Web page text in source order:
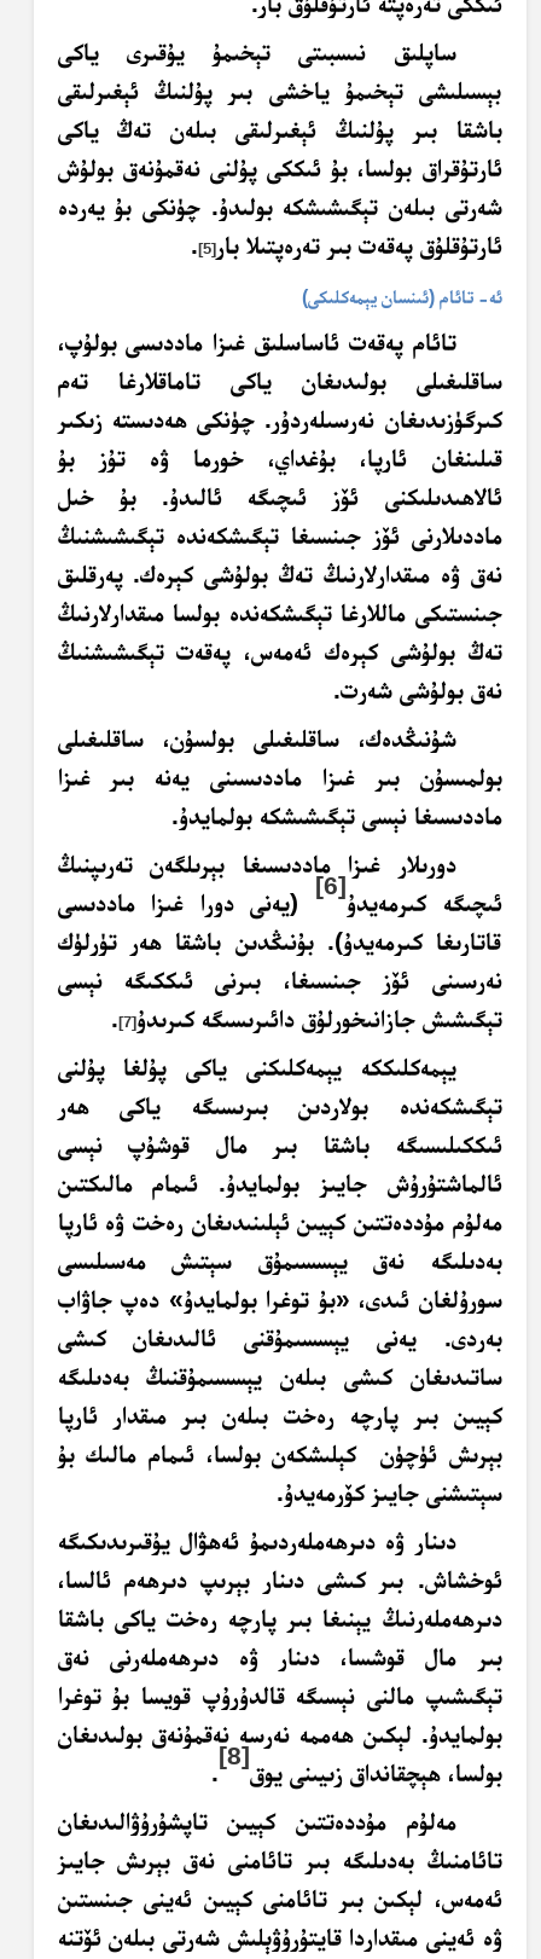
ساپلىق نىسبىتى تېخىمۇ يۇقىرى ياكى
بېسىلىشى تېخىمۇ ياخشى بىر پۇلنىڭ ئېغىرلىقى
باشقا بىر پۇلنىڭ ئېغىرلىقى بىلەن تەڭ ياكى
ئارتۇقراق بولسا، بۇ ئىككى پۇلنى نەقمۇنەق بولۇش
شەرتى بىلەن تېگىشىشكە بولىدۇ. چۈنكى بۇ يەردە
ئارتۇقلۇق پەقەت بىر تەرەپتىلا بار[5]
.
ئە- تائام (ئىنسان يېمەكلىكى)
تائام پەقەت ئاساسلىق غىزا ماددىسى بولۇپ،
ساقلىغىلى بولىدىغان ياكى تاماقلارغا تەم
كىرگۈزىدىغان نەرسىلەردۇر. چۈنكى ھەدىستە زىكىر
قىلىنغان ئارپا، بۇغداي، خورما ۋە تۇز بۇ
ئالاھىدىلىكنى ئۆز ئىچىگە ئالىدۇ. بۇ خىل
ماددىلارنى ئۆز جىنسىغا تېگىشكەندە تېگىشىشنىڭ
نەق ۋە مىقدارلارنىڭ تەڭ بولۇشى كېرەك. پەرقلىق
جىنستىكى ماللارغا تېگىشكەندە بولسا مىقدارلارنىڭ
تەڭ بولۇشى كېرەك ئەمەس، پەقەت تېگىشىشنىڭ
نەق بولۇشى شەرت.
شۇنىڭدەك، ساقلىغىلى بولسۇن، ساقلىغىلى
بولمىسۇن بىر غىزا ماددىسىنى يەنە بىر غىزا
ماددىسىغا نېسى تېگىشىشكە بولمايدۇ.
دورىلار غىزا ماددىسىغا بېرىلگەن تەرىپنىڭ
ئىچىگە كىرمەيدۇ
[6]
(يەنى دورا غىزا ماددىسى
قاتارىغا كىرمەيدۇ). بۇنىڭدىن باشقا ھەر تۈرلۈك
نەرسىنى ئۆز جىنسىغا، بىرنى ئىككىگە نېسى
تېگىشىش جازانىخورلۇق دائىرىسىگە كىرىدۇ[7]
.
يېمەكلىككە يېمەكلىكنى ياكى پۇلغا پۇلنى
تېگىشكەندە بولاردىن بىرىسىگە ياكى ھەر
ئىككىلىسىگە باشقا بىر مال قوشۇپ نېسى
ئالماشتۇرۇش جايىز بولمايدۇ. ئىمام مالىكتىن
مەلۇم مۇددەتتىن كېيىن ئېلىنىدىغان رەخت ۋە ئارپا
بەدىلىگە نەق يېسسىمۇق سېتىش مەسىلىسى
سورۇلغان ئىدى، «بۇ توغرا بولمايدۇ» دەپجاۋاب
بەردى. يەنى يېسسىمۇقنى ئالىدىغان كىشى
ساتىدىغان كىشى بىلەن يېسسىمۇقنىڭ بەدىلىگە
كېيىن بىر پارچە رەخت بىلەن بىر مىقدار ئارپا
بېرىش ئۈچۈن كېلىشكەن بولسا، ئىمام مالىك بۇ
سېتىشنى جايىز كۆرمەيدۇ.
دىنار ۋە دىرھەملەردىمۇ ئەھۋال يۇقىرىدىكىگە
ئوخشاش. بىر كىشى دىنار بېرىپ دىرھەم ئالسا،
دىرھەملەرنىڭ يېنىغا بىر پارچە رەخت ياكى باشقا
بىر مال قوشسا، دىنار ۋە دىرھەملەرنى نەق
تېگىشىپ مالنى نېسىگە قالدۇرۇپ قويسا بۇ توغرا
بولمايدۇ. لېكىن ھەممە نەرسە نەقمۇنەق بولىدىغان
بولسا، ھېچقانداق زىيىنى يوق
[8]
.
مەلۇم مۇددەتتىن كېيىن تاپشۇرۇۋالىدىغان
تائامنىڭ بەدىلىگە بىر تائامنى نەق بېرىش جايىز
ئەمەس، لېكىن بىر تائامنى كېيىن ئەينى جىنستىن
ۋە ئەينى مىقداردا قايتۇرۇۋېلىش شەرتى بىلەن ئۆتنە